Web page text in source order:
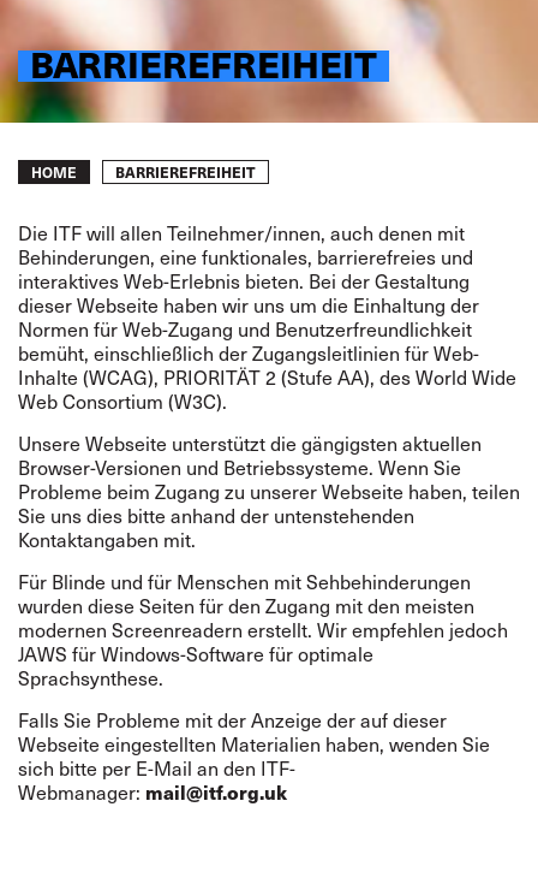
BARRIEREFREIHEIT
Breadcrumb
HOME BARRIEREFREIHEIT
Die ITF will allen Teilnehmer/innen, auch denen mit
Behinderungen, eine funktionales, barrierefreies und
interaktives Web-Erlebnis bieten. Bei der Gestaltung
dieser Webseite haben wir uns um die Einhaltung der
Normen für Web-Zugang und Benutzerfreundlichkeit
bemüht, einschließlich der Zugangsleitlinien für Web-
Inhalte (WCAG), PRIORITÄT 2 (Stufe AA), des World Wide
Web Consortium (W3C).
Unsere Webseite unterstützt die gängigsten aktuellen
Browser-Versionen und Betriebssysteme. Wenn Sie
Probleme beim Zugang zu unserer Webseite haben, teilen
Sie uns dies bitte anhand der untenstehenden
Kontaktangaben mit.
Für Blinde und für Menschen mit Sehbehinderungen
wurden diese Seiten für den Zugang mit den meisten
modernen Screenreadern erstellt. Wir empfehlen jedoch
JAWS für Windows-Software für optimale
Sprachsynthese.
Falls Sie Probleme mit der Anzeige der auf dieser
Webseite eingestellten Materialien haben, wenden Sie
sich bitte per E-Mail an den ITF-
Webmanager: mail@itf.org.uk